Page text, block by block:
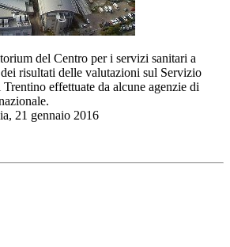
del Centro per i servizi sanitari a
risultati delle valutazioni sul Servizio
effettuate da alcune agenzie di
21 gennaio 2016